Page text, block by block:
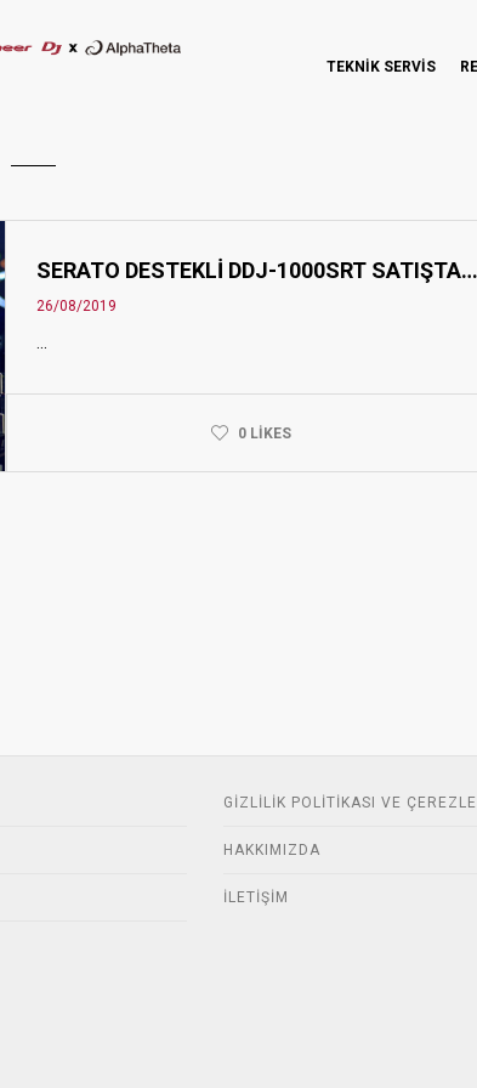
TEKNİK SERVİS
SERATO DESTEKLI DDJ-1000SRT SATIŞTA…
26/08/2019
0 LIKES
GIZLILIK POLITIKASI VE
HAKKIMIZDA
İLETIŞIM